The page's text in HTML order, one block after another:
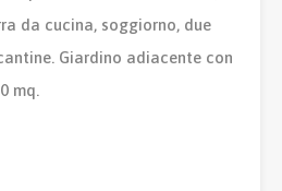
da cucina, soggiorno, due
Giardino adiacente con
mq.